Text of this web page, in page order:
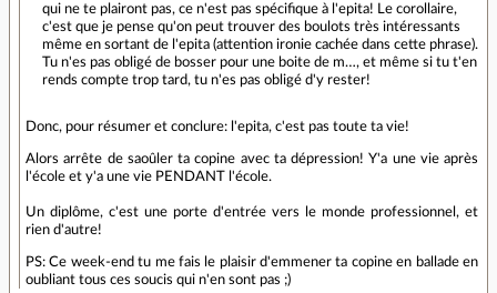
qui ne te plairont pas, ce n'est pas spécifique à l'epita! Le corollaire,
c'est que je pense qu'on peut trouver des boulots très intéressants
même en sortant de l'epita (attention ironie cachée dans cette phrase).
Tu n'es pas obligé de bosser pour une boite de m…, et même si tu t'en
rends compte trop tard, tu n'es pas obligé d'y rester!
Donc, pour résumer et conclure: l'epita, c'est pas toute ta vie!
Alors arrête de saoûler ta copine avec ta dépression! Y'a une vie après
l'école et y'a une vie PENDANT l'école.
Un diplôme, c'est une porte d'entrée vers le monde professionnel, et
rien d'autre!
PS: Ce week-end tu me fais le plaisir d'emmener ta copine en ballade en
oubliant tous ces soucis qui n'en sont pas ;)